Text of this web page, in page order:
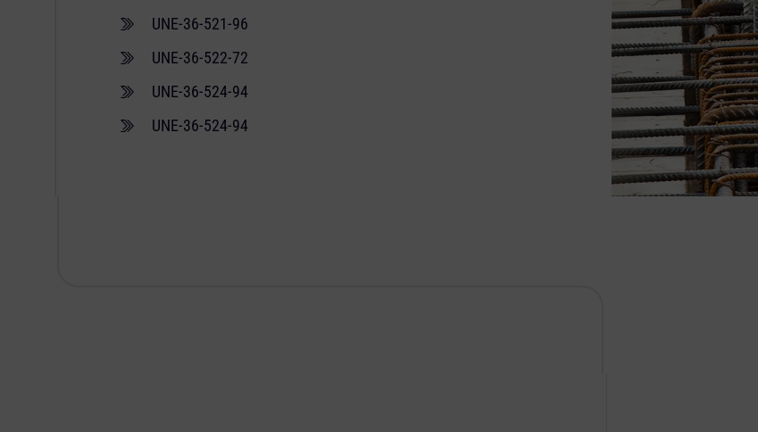
UNE-36-521-96
UNE-36-522-72
UNE-36-524-94
UNE-36-524-94